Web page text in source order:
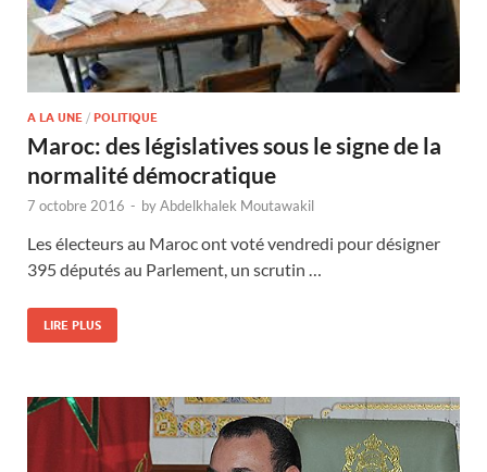
A LA UNE / POLITIQUE
Maroc: des législatives sous le signe de la
normalité démocratique
7 octobre 2016 - byAbdelkhalek Moutawakil
Les électeurs au Maroc ont voté vendredi pour désigner
395 députés au Parlement, un scrutin …
LIRE PLUS